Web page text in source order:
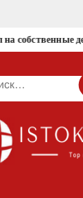
собственные